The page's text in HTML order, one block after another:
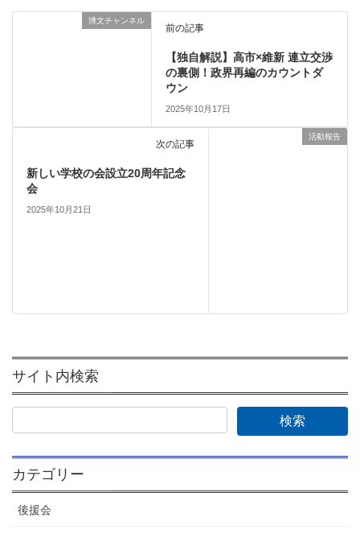
博文チャンネル
前の記事
【独自解説】高市×維新 連立交渉
の裏側！政界再編のカウントダ
ウン
2025年10月17日
活動報告
次の記事
新しい学校の会設立20周年記念
会
2025年10月21日
サイト内検索
カテゴリー
後援会